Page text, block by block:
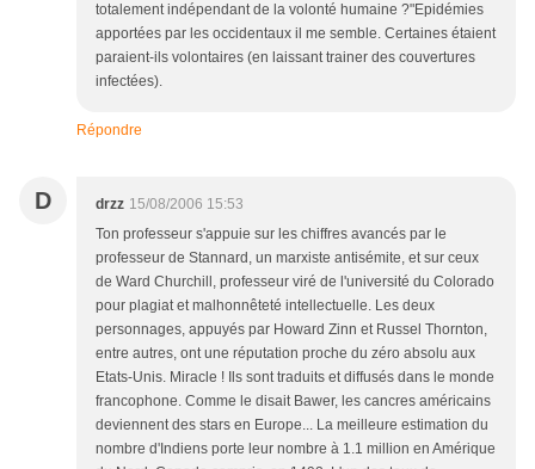
totalement indépendant de la volonté humaine ?"Epidémies
apportées par les occidentaux il me semble. Certaines étaient
paraient-ils volontaires (en laissant trainer des couvertures
infectées).
Répondre
D drzz 15/08/2006 15:53
Ton professeur s'appuie sur les chiffres avancés par le
professeur de Stannard, un marxiste antisémite, et sur ceux
de Ward Churchill, professeur viré de l'université du Colorado
pour plagiat et malhonnêteté intellectuelle. Les deux
personnages, appuyés par Howard Zinn et Russel Thornton,
entre autres, ont une réputation proche du zéro absolu aux
Etats-Unis. Miracle ! Ils sont traduits et diffusés dans le monde
francophone. Comme le disait Bawer, les cancres américains
deviennent des stars en Europe... La meilleure estimation du
nombre d'Indiens porte leur nombre à 1.1 million en Amérique